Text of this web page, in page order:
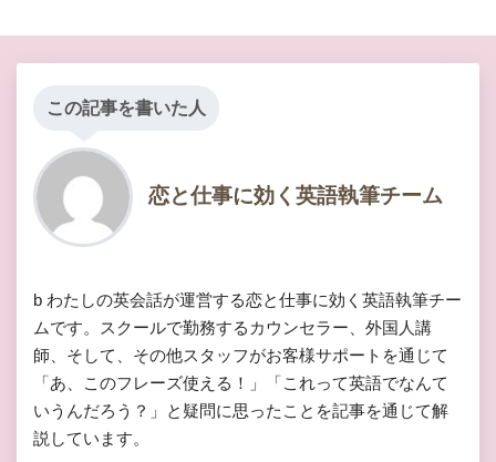
この記事を書いた人
恋と仕事に効く英語執筆チーム
b わたしの英会話が運営する恋と仕事に効く英語執筆チー
ムです。スクールで勤務するカウンセラー、外国人講
師、そして、その他スタッフがお客様サポートを通じて
「あ、このフレーズ使える！」「これって英語でなんて
いうんだろう？」と疑問に思ったことを記事を通じて解
説しています。